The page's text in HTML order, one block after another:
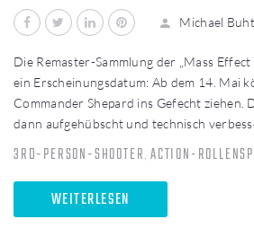
FacebookTwitterLinkedIn
Michael
Die Remaster-Sammlung der „Mass
ein Erscheinungsdatum: Ab dem 14. Mai
Commander Shepard ins Gefecht ziehen.
dann aufgehübscht und technisch
3RD-PERSON-SHOOTER ,ACTION-
WEITERLESEN